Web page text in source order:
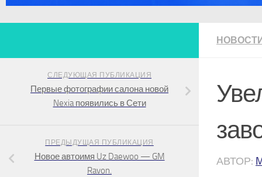
АВТОР:
СЛЕДУЮЩАЯ ПУБЛИКАЦИЯ
Первые фотографии салона новой
Nexia появились в Сети
ПРЕДЫДУЩАЯ ПУБЛИКАЦИЯ
Новое автоимя Uz Daewoo — GM
Ravon.